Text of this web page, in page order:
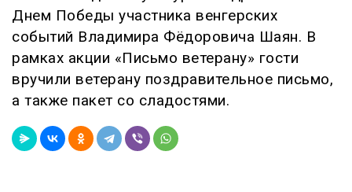
Днем Победы участника венгерских
событий Владимира Фёдоровича Шаян. В
рамках акции «Письмо ветерану» гости
вручили ветерану поздравительное письмо,
а также пакет со сладостями.